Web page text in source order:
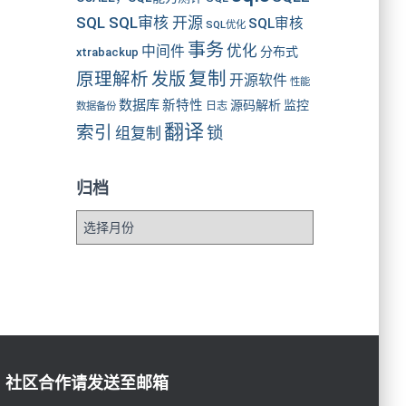
SQL SQL审核 开源 SQL优化 SQL审核
xtrabackup 中间件 事务 优化 分布式
原理解析发版 复制 开源软件 性能
数据备份 数据库 新特性 日志 源码解析 监控
索引 组复制 翻译锁
归档
归
社区合作请发送至邮箱